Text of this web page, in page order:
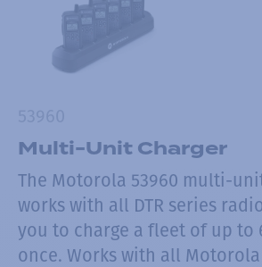
Multi-Unit Charger
The Motorola 53960 multi-
works with all DTR series
you to charge a fleet of up to
once. Works with all Motorola